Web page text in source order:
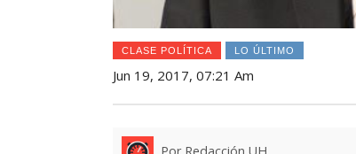
CLASE POLÍTICA LO ÚLTIMO
Jun 19, 2017, 07:21 Am